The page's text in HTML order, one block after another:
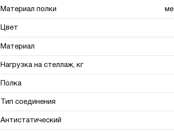
Материал полки
Цвет
Материал
Нагрузка на стеллаж, кг
Полка
Тип соединения
Антистатический